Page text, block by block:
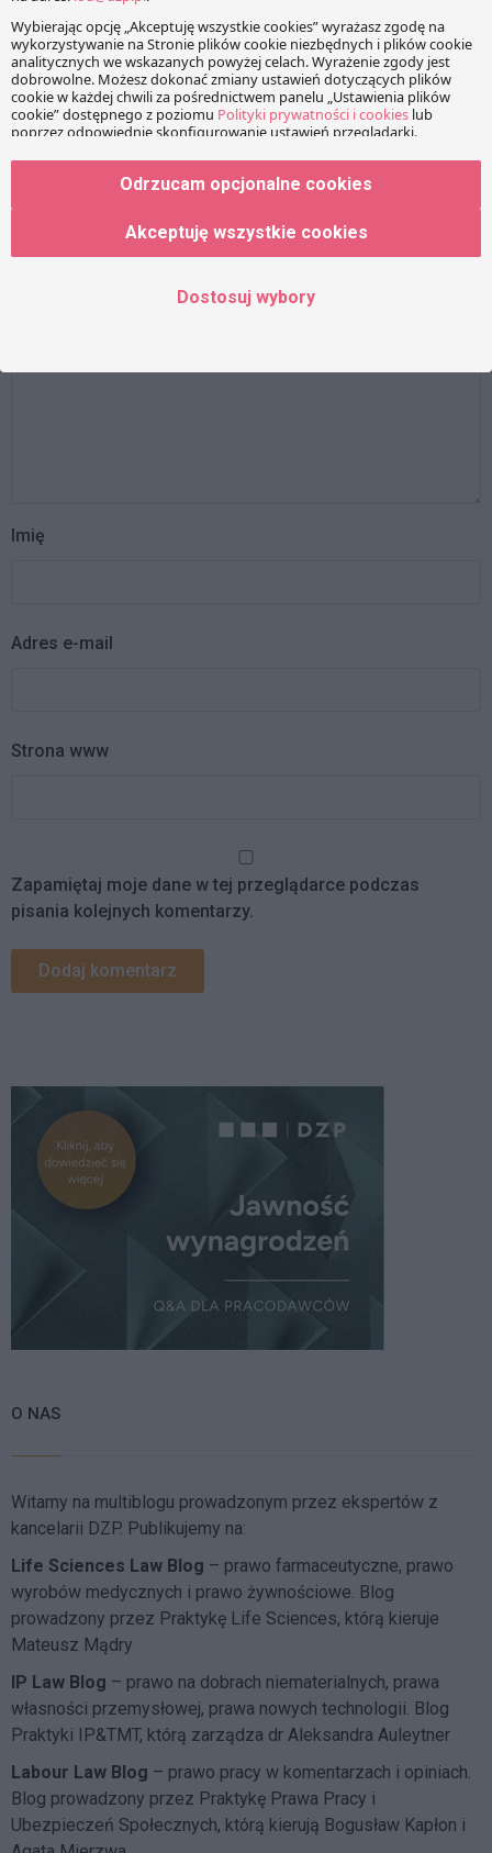
KOMENTARZE
Twój adres e-mail nie zostanie opublikowany. Wymagane
Imię
Adres e-mail
Strona www
Zapamiętaj moje dane w tej przeglądarce podczas
pisania kolejnych komentarzy.
O NAS
Witamy na multiblogu prowadzonym przez ekspertów z
kancelarii DZP. Publikujemy na:
Life Sciences Law Blog – prawo farmaceutyczne, prawo
wyrobów medycznych i prawo żywnościowe. Blog
prowadzony przez Praktykę Life Sciences, którą kieruje
Mateusz Mądry
IP Law Blog – prawo na dobrach niematerialnych, prawa
własności przemysłowej, prawa nowych technologii. Blog
Praktyki IP&TMT, którą zarządza dr Aleksandra Auleytner
Labour Law Blog – prawo pracy w komentarzach i opiniach.
Blog prowadzony przez Praktykę Prawa Pracy i
Ubezpieczeń Społecznych, którą kierują Bogusław Kapłon i
Odrzucam opcjonalne cookies
Akceptuję wszystkie cookies
Dostosuj wybory